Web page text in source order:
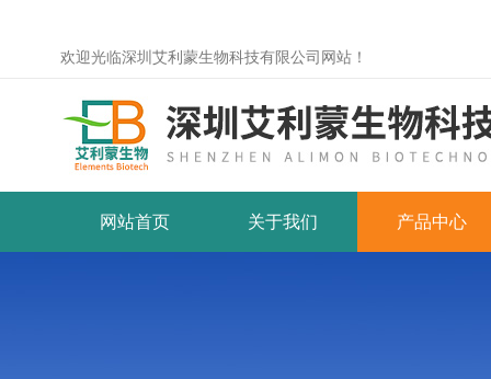
欢迎光临深圳艾利蒙生物科技有限公司网站！
网站首页 关于我们 产品中心